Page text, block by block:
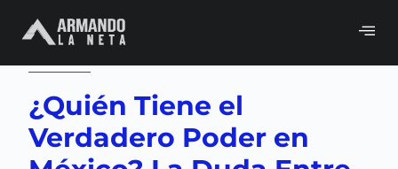
Volver a Gobierno
¿Quién Tiene el
Verdadero Poder en